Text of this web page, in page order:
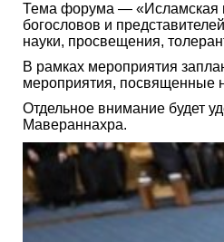
Тема форума — «Исламская
богословов и
науки, просвещения,
В рамках мероприятия
мероприятия, посвященные
Отдельное внимание будет
Мавераннахра.